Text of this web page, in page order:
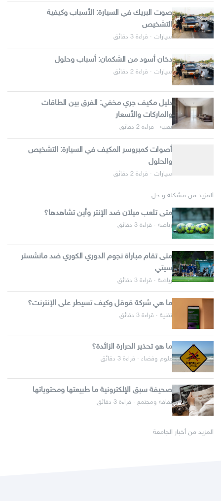
صوت البريك في السيارة: الأسباب وكيفية
التشخيص
سيارات · قراءة 3 دقائق
دخان أسود من الشكمان: أسباب وحلول
سيارات · قراءة 2 دقائق
دليل مكيف جري مخفي: الفرق بين الطاقات
والماركات والأسعار
تقنية · قراءة 2 دقائق
أصوات كمبروسر المكيف في السيارة: التشخيص
والحلول
سيارات · قراءة 2 دقائق
المزيد من مشكلة و حل
متى تلعب ميلان ضد الإنتر وأين تشاهدها؟
رياضة · قراءة 3 دقائق
متى تقام مباراة نجوم الدوري الكوري ضد مانشستر
سيتي
رياضة · قراءة 3 دقائق
ما هي شركة قوقل وكيف تسيطر على الإنترنت؟
تقنية · قراءة 3 دقائق
ما هو تحذير الحرارة الزائدة؟
علوم وفضاء · قراءة 3 دقائق
صحيفة سبق الإلكترونية ما طبيعتها ومحتوياتها
ثقافة ومجتمع · قراءة 3 دقائق
المزيد من أخبار الجامعة